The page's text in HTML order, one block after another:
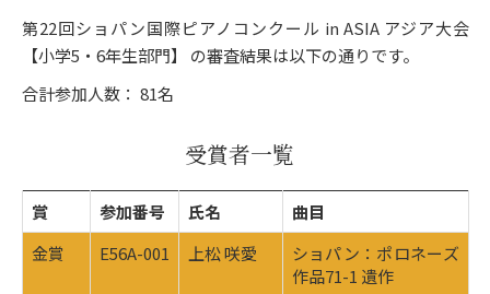
第22回ショパン国際ピアノコンクール in ASIA アジア大会
【小学5・6年生部門】 の審査結果は以下の通りです。
合計参加人数： 81名
受賞者一覧
賞 参加番号 氏名
曲目
金賞
E56A-001 上松 咲愛
ショパン：ポロネーズ
作品71-1 遺作